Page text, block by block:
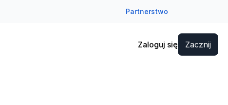
Partnerstwo
Zaloguj się Zacznij